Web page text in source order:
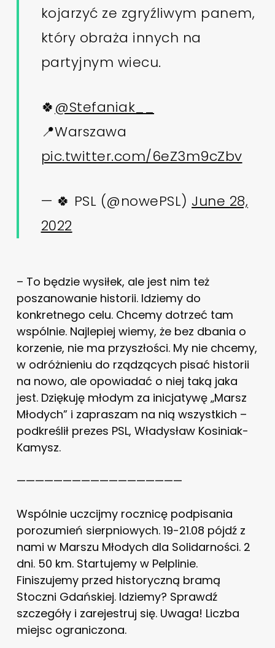
kojarzyć ze zgryźliwym panem,
który obraża innych na
partyjnym wiecu.
🍀@Stefaniak__
📍Warszawa
pic.twitter.com/6eZ3m9cZbv
— 🍀 PSL (@nowePSL) June 28,
2022
– To będzie wysiłek, ale jest nim też
poszanowanie historii. Idziemy do
konkretnego celu. Chcemy dotrzeć tam
wspólnie. Najlepiej wiemy, że bez dbania o
korzenie, nie ma przyszłości. My nie chcemy,
w odróżnieniu do rządzących pisać historii
na nowo, ale opowiadać o niej taką jaka
jest. Dziękuję młodym za inicjatywę „Marsz
Młodych” i zapraszam na nią wszystkich –
podkreślił prezes PSL, Władysław Kosiniak-
Kamysz.
——————————————————
Wspólnie uczcijmy rocznicę podpisania
porozumień sierpniowych. 19-21.08 pójdź z
nami w Marszu Młodych dla Solidarności. 2
dni. 50 km. Startujemy w Pelplinie.
Finiszujemy przed historyczną bramą
Stoczni Gdańskiej. Idziemy? Sprawdź
szczegóły i zarejestruj się. Uwaga! Liczba
miejsc ograniczona.